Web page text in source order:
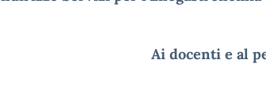
Ai docenti e al